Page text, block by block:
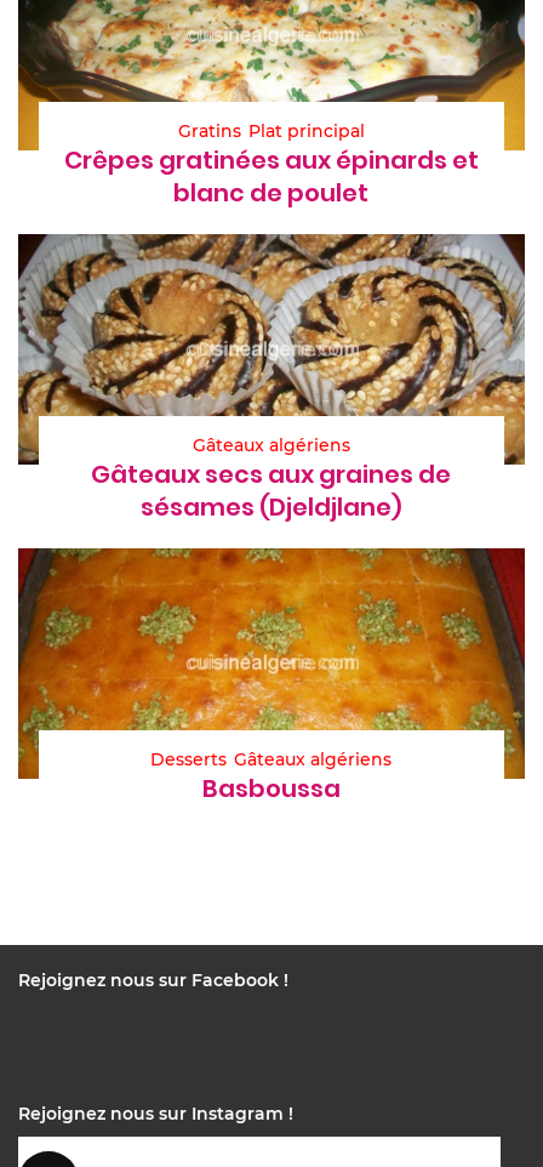
Gratins Plat principal
Crêpes gratinées aux épinards et
blanc de poulet
Gâteaux algériens
Gâteaux secs aux graines de
sésames (Djeldjlane)
Desserts Gâteaux algériens
Basboussa
Rejoignez nous sur Facebook !
Rejoignez nous sur Instagram !